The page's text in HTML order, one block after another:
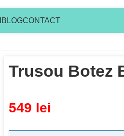
BLOGCONTACT
Trusou Botez
549 lei